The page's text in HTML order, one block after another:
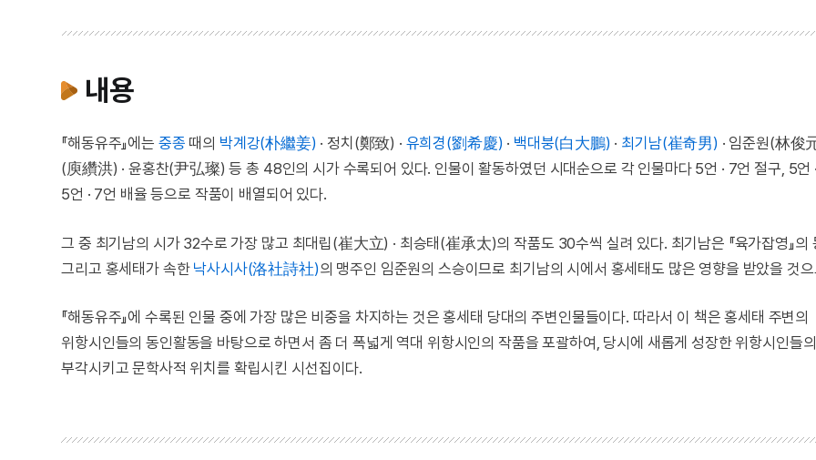
내용
『해동유주』에는 중종 때의 박계강(朴繼姜) · 정치(鄭致) · 유희경(劉希慶) · 백대붕(白大鵬) · 최기남(崔奇男) · 임준원(林俊
(庾纘洪) · 윤홍찬(尹弘璨) 등 총 48인의 시가 수록되어 있다. 인물이 활동하였던 시대순으로 각 인물마다 5언 · 7언 절구, 5언
5언 · 7언 배율 등으로 작품이 배열되어 있다.
그 중 최기남의 시가 32수로 가장 많고 최대립(崔大立) · 최승태(崔承太)의 작품도 30수씩 실려 있다. 최기남은 『육가잡영』의
그리고 홍세태가 속한 낙사시사(洛社詩社)의 맹주인 임준원의 스승이므로 최기남의 시에서 홍세태도 많은 영향을 받았을 것
『해동유주』에 수록된 인물 중에 가장 많은 비중을 차지하는 것은 홍세태 당대의 주변인물들이다. 따라서 이 책은 홍세태 주변의
위항시인들의 동인활동을 바탕으로 하면서 좀 더 폭넓게 역대 위항시인의 작품을 포괄하여, 당시에 새롭게 성장한 위항시인들
부각시키고 문학사적 위치를 확립시킨 시선집이다.